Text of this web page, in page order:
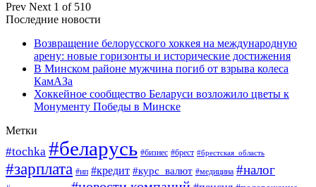
Prev Next 1 of 510
Последние новости
Возвращение белорусского хоккея на международную
арену: новые горизонты и исторические достижения
В Минском районе мужчина погиб от взрыва колеса
КамАЗа
Хоккейное сообщество Беларуси возложило цветы к
Монументу Победы в Минске
Метки
#tochka #беларусь #бизнес #брест #брестская_область
#зарплата #ип #кредит #курс_валют #медицина #налог